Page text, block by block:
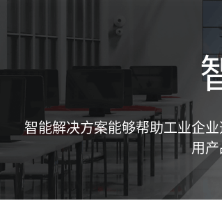
智能解决方案能够帮助工业企
用